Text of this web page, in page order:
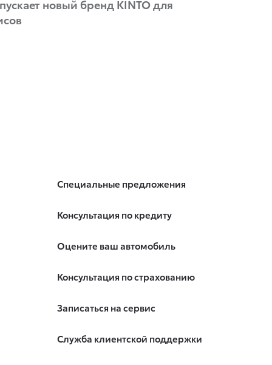
новый бренд KINTO для
Специальные предложения
Консультация по кредиту
Оцените ваш автомобиль
Консультация по страхованию
Записаться на сервис
Служба клиентской поддержки